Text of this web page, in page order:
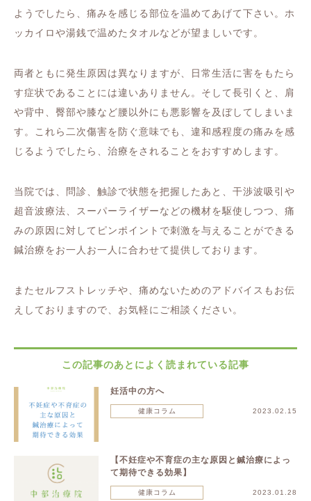
ようでしたら、痛みを感じる部位を温めてあげて下さい。ホ
ッカイロや湯銭で温めたタオルなどが望ましいです。
両者ともに発生原因は異なりますが、日常生活に害をもたら
す症状であることには違いありません。そして長引くと、肩
や背中、臀部や膝など腰以外にも悪影響を及ぼしてしまいま
す。これら二次傷害を防ぐ意味でも、違和感程度の痛みを感
じるようでしたら、治療をされることをおすすめします。
当院では、問診、触診で状態を把握したあと、干渉波吸引や
超音波療法、スーパーライザーなどの機材を駆使しつつ、痛
みの原因に対してピンポイントで刺激を与えることができる
鍼治療をお一人お一人に合わせて提供しております。
またセルフストレッチや、痛めないためのアドバイスもお伝
えしておりますので、お気軽にご相談ください。
この記事のあとによく読まれている記事
妊活中の方へ
健康コラム 2023.02.15
【不妊症や不育症の主な原因と鍼治療によっ
て期待できる効果】
健康コラム 2023.01.28